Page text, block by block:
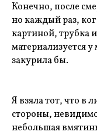
Конечно, после
но каждый раз,
картиной, трубка
материализуется
закурила бы.
Я взяла тот, что в
стороны,
небольшая